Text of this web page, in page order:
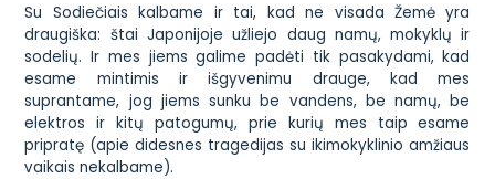
Su Sodiečiais kalbame ir tai, kad ne visada Žemė yra
draugiška: štai Japonijoje užliejo daug namų, mokyklų ir
sodelių. Ir mes jiems galime padėti tik pasakydami, kad
esame mintimis ir išgyvenimu drauge, kad mes
suprantame, jog jiems sunku be vandens, be namų, be
elektros ir kitų patogumų, prie kurių mes taip esame
pripratę (apie didesnes tragedijas su ikimokyklinio amžiaus
vaikais nekalbame).